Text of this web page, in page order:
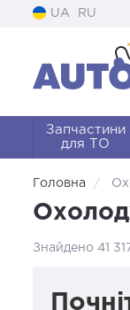
UA RU
Запчастини
для ТО
Головна
Знайдено 41